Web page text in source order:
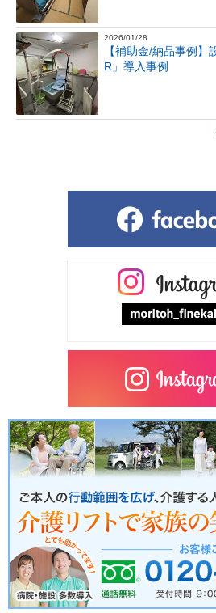
2026/01/28
【補助金/納品事例
R」導入事例